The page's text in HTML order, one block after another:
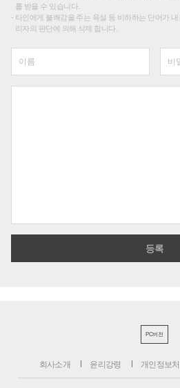
를 받을 수 있습니다.
타인에게 불쾌감을 주는 욕설 등 비하하는 단어가
리자의 판단에 의해 삭제 합니다.
PC버전
회사소개 윤리강령 개인정보